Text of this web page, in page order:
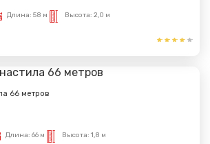
Длина: 58 м Высота: 2,0 м
66 метров
Длина: 66 м Высота: 1,8 м